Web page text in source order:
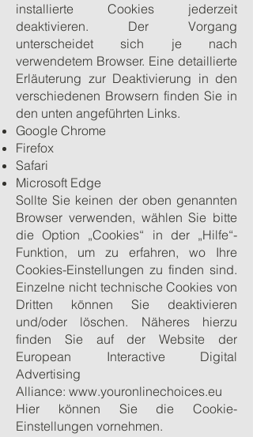
installierte Cookies jederzeit
deaktivieren. Der Vorgang
unterscheidet sich je nach
verwendetem Browser. Eine detaillierte
Erläuterung zur Deaktivierung in den
verschiedenen Browsern finden Sie in
den unten angeführten Links.
Google Chrome
Firefox
Safari
Microsoft Edge
Sollte Sie keinen der oben genannten
Browser verwenden, wählen Sie bitte
die Option „Cookies“ in der „Hilfe“-
Funktion, um zu erfahren, wo Ihre
Cookies-Einstellungen zu finden sind.
Einzelne nicht technische Cookies von
Dritten können Sie deaktivieren
und/oder löschen. Näheres hierzu
finden Sie auf der Website der
European Interactive Digital
Advertising
Alliance: www.youronlinechoices.eu
Hier können Sie die Cookie-
Einstellungen vornehmen.